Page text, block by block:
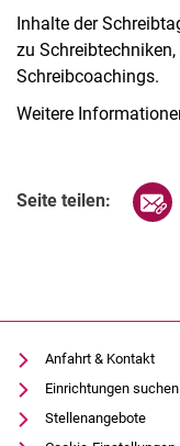
Inhalte der
zu
Schreibcoachings.
Weitere
Seite teilen:
Anfahrt & Kontakt
Einrichtungen suchen
Stellenangebote